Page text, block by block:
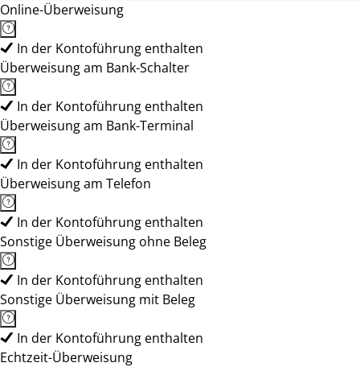
Online-Überweisung
In der Kontoführung enthalten
Überweisung am Bank-Schalter
In der Kontoführung enthalten
Überweisung am Bank-Terminal
In der Kontoführung enthalten
Überweisung am Telefon
In der Kontoführung enthalten
Sonstige Überweisung ohne Beleg
In der Kontoführung enthalten
Sonstige Überweisung mit Beleg
In der Kontoführung enthalten
Echtzeit-Überweisung